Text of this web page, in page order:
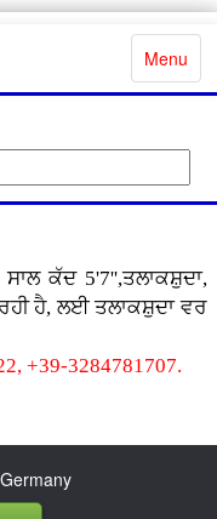
Toggle
Menu
ਕੱਦ 5'7'',ਤਲਾਕਸ਼ੁਦਾ,
ਹੈ, ਲਈ ਤਲਾਕਸ਼ੁਦਾ ਵਰ
+39-3284781707.